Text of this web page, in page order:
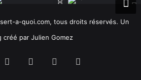
a-quoi.com, tous droits réservés. Un
créé par Julien Gomez
Facebook YouTube